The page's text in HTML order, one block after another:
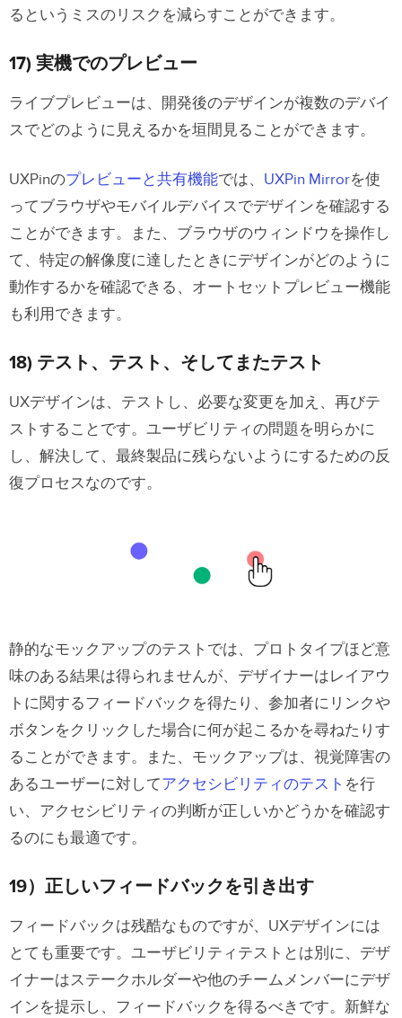
るというミスのリスクを減らすことができます。
17) 実機でのプレビュー
ライブプレビューは、開発後のデザインが複数のデバイ
スでどのように見えるかを垣間見ることができます。
UXPinのプレビューと共有機能では、 UXPin Mirrorを使
ってブラウザやモバイルデバイスでデザインを確認する
ことができます。また、ブラウザのウィンドウを操作し
て、特定の解像度に達したときにデザインがどのように
動作するかを確認できる、オートセットプレビュー機能
も利用できます。
18) テスト、テスト、そしてまたテスト
UXデザインは、テストし、必要な変更を加え、再びテ
ストすることです。ユーザビリティの問題を明らかに
し、解決して、最終製品に残らないようにするための反
復プロセスなのです。
静的なモックアップのテストでは、プロトタイプほど意
味のある結果は得られませんが、デザイナーはレイアウ
トに関するフィードバックを得たり、参加者にリンクや
ボタンをクリックした場合に何が起こるかを尋ねたりす
ることができます。また、モックアップは、視覚障害の
あるユーザーに対してアクセシビリティのテスト を行
い、アクセシビリティの判断が正しいかどうかを確認す
るのにも最適です。
19）正しいフィードバックを引き出す
フィードバックは残酷なものですが、UXデザインには
とても重要です。ユーザビリティテストとは別に、デザ
イナーはステークホルダーや他のチームメンバーにデザ
インを提示し、フィードバックを得るべきです。新鮮な